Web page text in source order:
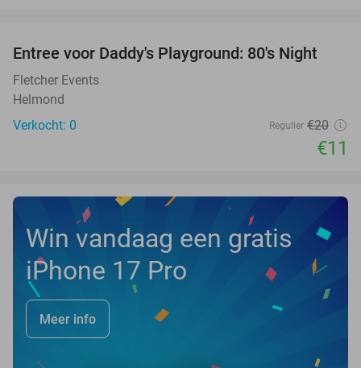
45%
TODAY
Entree voor Daddy's Playground: 80's Night
Fletcher Events
Helmond
Verkocht: 0
Regulier €20
€11
Win vandaag een gratis
iPhone 17 Pro
Meer info